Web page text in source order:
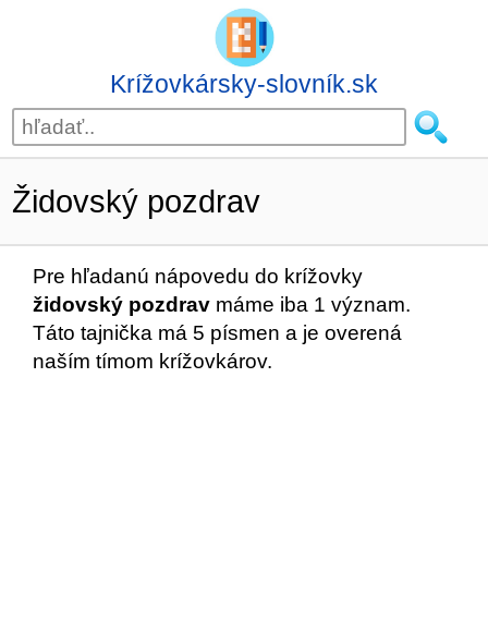
Krížovkársky-slovník.sk
Židovský pozdrav
Pre hľadanú nápovedu do krížovky
židovský pozdrav máme iba 1 význam.
Táto tajnička má 5 písmen a je overená
naším tímom krížovkárov.